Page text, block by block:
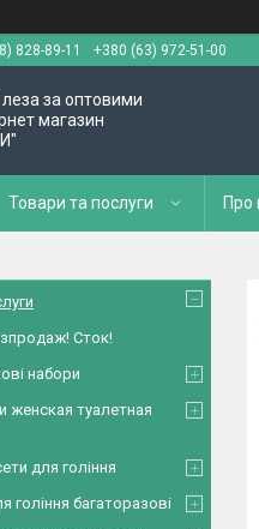
828-89-11
+380 (63) 972-51-00
леза за оптовими
магазин
Товари та послуги Про
Сток!
набори
женская туалетная
для гоління
гоління багаторазові